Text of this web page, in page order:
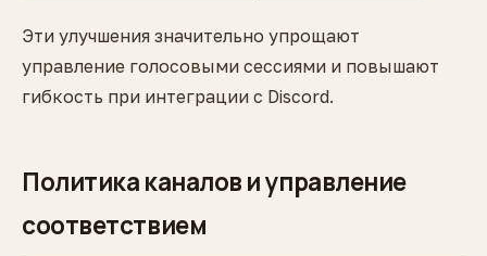
Эти улучшения значительно упрощают
управление голосовыми сессиями и повышают
гибкость при интеграции с Discord.
Политика каналов и управление
соответствием